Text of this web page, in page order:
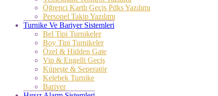
Öğrenci Kartlı Geçiş Pdks Yazılımı
Personel Takip Yazılımı
Turnike Ve Bariyer Sistemleri
Bel Tipi Turnikeler
Boy Tipi Turnikeler
Özel & Hidden Gate
Vip & Engelli Geçiş
Küpeşte & Seperatör
Kelebek Turnike
Bariyer